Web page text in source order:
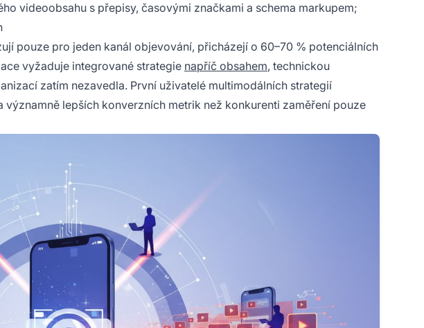
videoobsahu s přepisy, časovými značkami a schema markupem;
pouze pro jeden kanál objevování, přicházejí o 60–70 % potenciálních
vyžaduje integrované strategie napříč obsahem, technickou
zatím nezavedla. První uživatelé multimodálních strategií
lepších konverzních metrik než konkurenti zaměření pouze